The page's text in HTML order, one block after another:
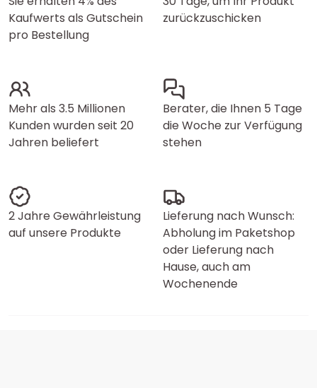
Kaufwerts als Gutschein
pro Bestellung
zurückzuschicken
Mehr als 3.5 Millionen
Kunden wurden seit 20
Jahren beliefert
Berater, die Ihnen 5 Tage
die Woche zur Verfügung
stehen
2 Jahre Gewährleistung
auf unsere Produkte
Lieferung nach Wunsch:
Abholung im Paketshop
oder Lieferung nach
Hause, auch am
Wochenende